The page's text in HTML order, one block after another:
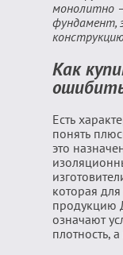
монолитно
фундамент,
Как
Есть
понять
это
которая
продукцию
означают
плотность,